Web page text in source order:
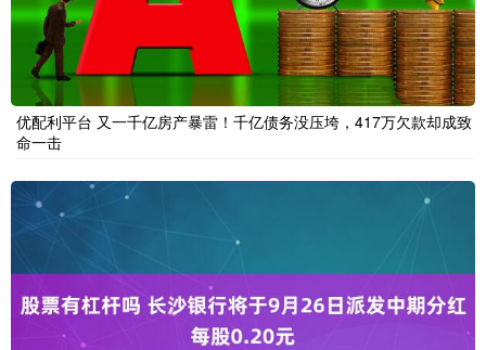
优配利平台 又一千亿房产暴雷！千亿债务没压垮，417万欠款却成致
命一击